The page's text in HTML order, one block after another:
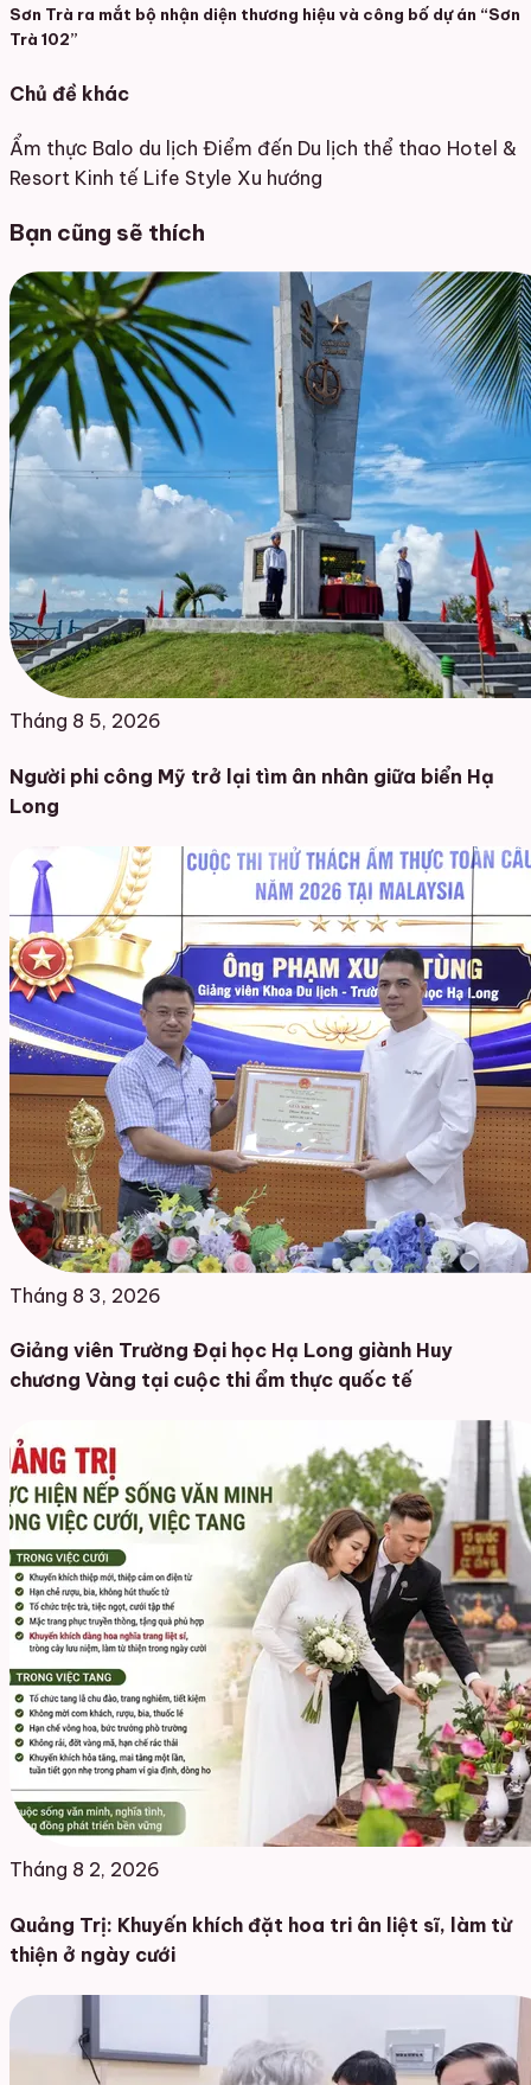
Sơn Trà ra mắt bộ nhận diện thương hiệu và công bố dự án “Sơn
Trà 102”
Chủ đề khác
Ẩm thực Balo du lịch Điểm đến Du lịch thể thao Hotel &
Resort Kinh tế Life Style Xu hướng
Bạn cũng sẽ thích
Tháng 8 5, 2026
Người phi công Mỹ trở lại tìm ân nhân giữa biển Hạ
Long
Tháng 8 3, 2026
Giảng viên Trường Đại học Hạ Long giành Huy
chương Vàng tại cuộc thi ẩm thực quốc tế
Tháng 8 2, 2026
Quảng Trị: Khuyến khích đặt hoa tri ân liệt sĩ, làm từ
thiện ở ngày cưới